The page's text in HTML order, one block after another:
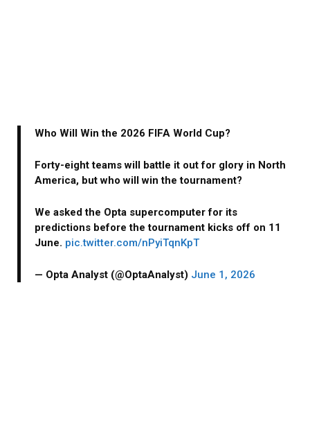
Who Will Win the 2026 FIFA World Cup?
Forty-eight teams will battle it out for glory in North
America, but who will win the tournament?
We asked the Opta supercomputer for its
predictions before the tournament kicks off on 11
June. pic.twitter.com/nPyiTqnKpT
— Opta Analyst (@OptaAnalyst) June 1, 2026